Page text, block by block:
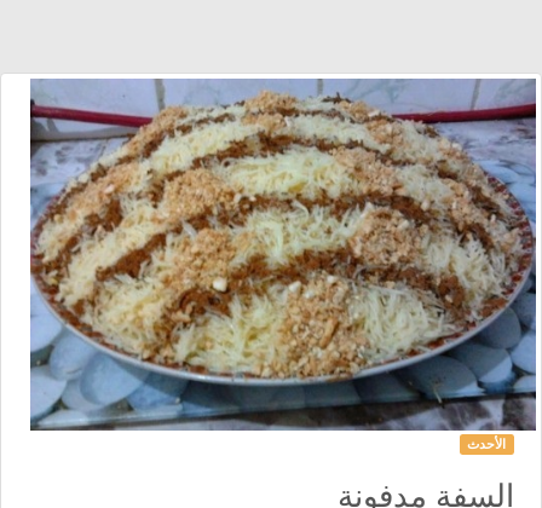
الأحدث
السفة مدفونة